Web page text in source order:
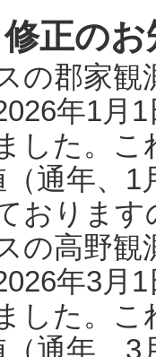
正のお
の郡家観
年1月
した。こ
（通年、1
おりま
の高野観
年3月
した。こ
（通年、